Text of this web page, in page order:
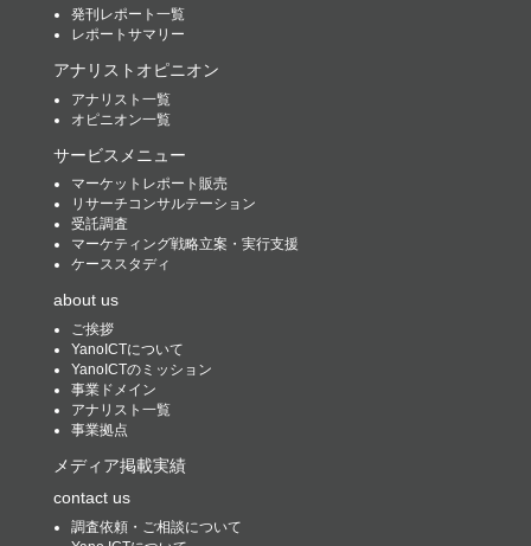
発刊レポート一覧
レポートサマリー
アナリストオピニオン
アナリスト一覧
オピニオン一覧
サービスメニュー
マーケットレポート販売
リサーチコンサルテーション
受託調査
マーケティング戦略立案・実行支援
ケーススタディ
about us
ご挨拶
YanoICTについて
YanoICTのミッション
事業ドメイン
アナリスト一覧
事業拠点
メディア掲載実績
contact us
調査依頼・ご相談について